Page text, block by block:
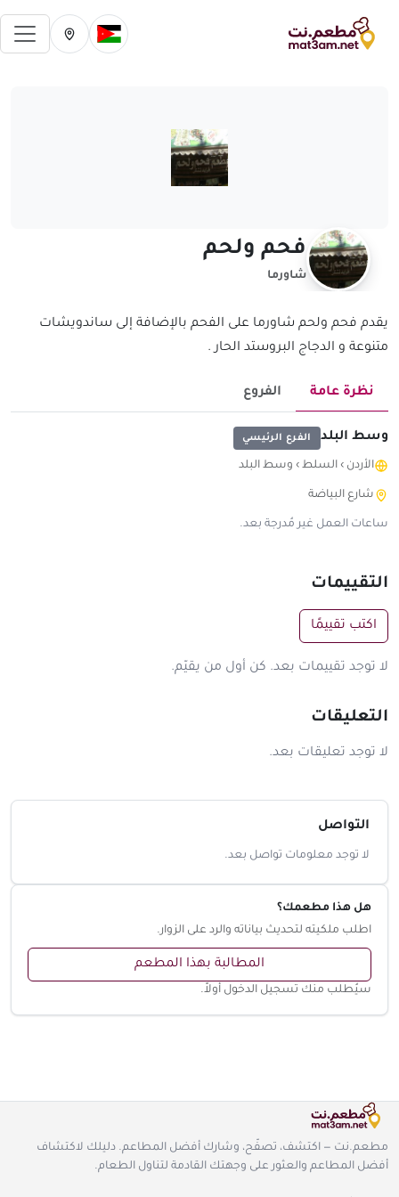
تغيير الدولة الحالية
تغيير المدينة
فحم ولحم
شاورما
يقدم فحم ولحم شاورما على الفحم بالإضافة إلى ساندويشات
متنوعة و الدجاج البروستد الحار .
نظرة عامة الفروع
وسط البلد الفرع الرئيسي
الأردن › السلط › وسط البلد
شارع البياضة
ساعات العمل غير مُدرجة بعد.
التقييمات
اكتب تقييمًا
لا توجد تقييمات بعد. كن أول من يقيّم.
التعليقات
لا توجد تعليقات بعد.
التواصل
لا توجد معلومات تواصل بعد.
هل هذا مطعمك؟
اطلب ملكيته لتحديث بياناته والرد على الزوار.
المطالبة بهذا المطعم
سيُطلب منك تسجيل الدخول أولاً.
مطعم.نت — اكتشف، تصفّح، وشارك أفضل المطاعم. دليلك لاكتشاف
أفضل المطاعم والعثور على وجهتك القادمة لتناول الطعام.